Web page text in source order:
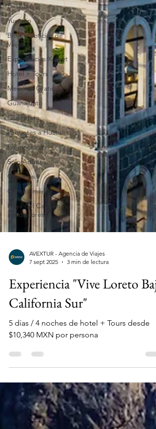
Puebla
Yucatán
Blog y Noticias de
Viajes
Experiencias Xcaret
Hotel + Tours
Menores Gratis
Guanajuato
Queretaro
Paquetes a Huatulco
Promociones
Solo Adultos
Cruceros
Centroamérica
Playa del Carmen (y
alrededores)
7 sept 2025
3 min de lectura
Experiencia "Vive Loreto Baja
California Sur"
5 días / 4 noches de hotel + Tours desde
$10,340 MXN por persona